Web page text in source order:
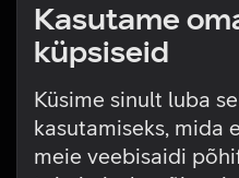
Kasutame
küpsiseid
Küsime sinult luba
kasutamiseks, mida
meie veebisaidi